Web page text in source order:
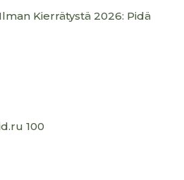
Kierrätystä 2026: Pidä
100